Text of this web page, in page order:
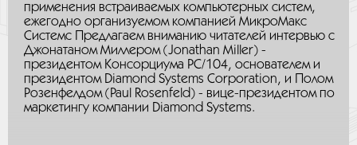
применения встраиваемых компьютерных систем,
ежегодно организуемом компанией МикроМакс
Системс Предлагаем вниманию читателей интервью с
Джонатаном Миллером (Jonathan Miller) -
президентом Консорциума PC/104, основателем и
президентом Diamond Systems Corporation, и Полом
Розенфелдом (Paul Rosenfeld) - вице-президентом по
маркетингу компании Diamond Systems.